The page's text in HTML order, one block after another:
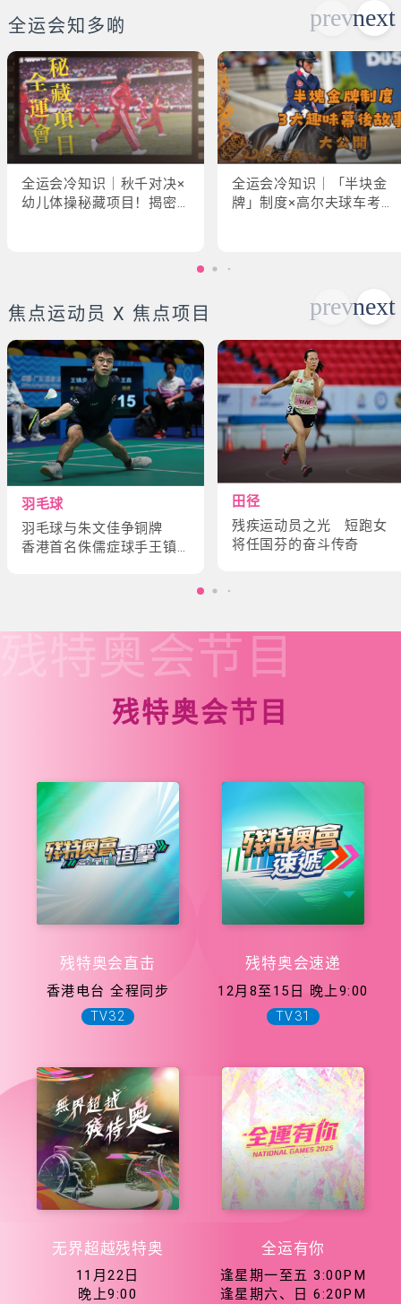
全运会知多啲
全运会冷知识｜秋千对决×
幼儿体操秘藏项目！揭密
全运会冷知识｜「半块金
牌」制度×高尔夫球车考牌
焦点运动员 X 焦点项目
羽毛球
羽毛球与朱文佳争铜牌
香港首名侏儒症球手王镇
田径
残疾运动员之光 短跑女
将任国芬的奋斗传奇
残特奥会节目
残特奥会节目
残特奥会直击
香港电台 全程同步
TV32
残特奥会速递
12月8至15日 晚上9:00
TV31
无界超越残特奥
11月22日
晚上9:00
全运有你
逢星期一至五 3:00PM
逢星期六、日 6:20PM